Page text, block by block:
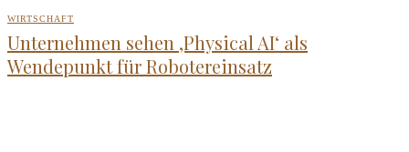
WIRTSCHAFT
Unternehmen sehen ‚Physical AI‘ als
Wendepunkt für Robotereinsatz